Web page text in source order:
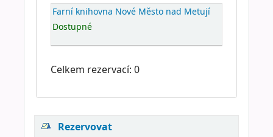
Farní knihovna Nové Město nad Metují
Dostupné
Celkem rezervací: 0
Rezervovat